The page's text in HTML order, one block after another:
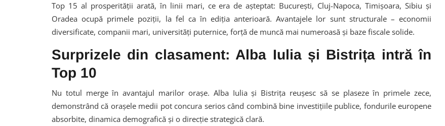
Top 15 al prosperității arată, în linii mari, ce era de așteptat: București, Cluj-Napoca, Timișoara, Sibiu și
Oradea ocupă primele poziții, la fel ca în ediția anterioară. Avantajele lor sunt structurale – economii
diversificate, companii mari, universități puternice, forță de muncă mai numeroasă și baze fiscale solide.
Surprizele din clasament: Alba Iulia și Bistrița intră în
Top 10
Nu totul merge în avantajul marilor orașe. Alba Iulia și Bistrița reușesc să se plaseze în primele zece,
demonstrând că orașele medii pot concura serios când combină bine investițiile publice, fondurile europene
absorbite, dinamica demografică și o direcție strategică clară.